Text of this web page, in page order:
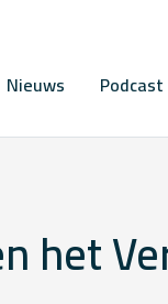
Nieuws Podcast
het